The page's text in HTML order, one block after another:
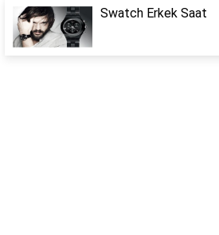
Swatch Erkek Saat